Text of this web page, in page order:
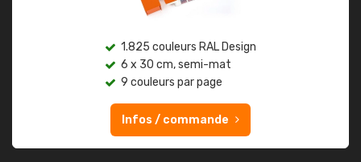
1.825 couleurs RAL Design
6 x 30 cm, semi-mat
9 couleurs par page
Infos / commande